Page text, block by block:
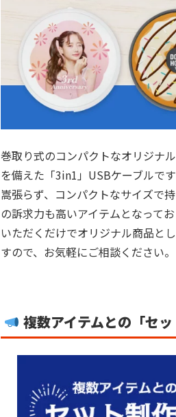
巻取り式のコンパクトなオリジナ
を備えた「3in1」USBケーブルで
嵩張らず、コンパクトなサイズで
の訴求力も高いアイテムとなって
いただくだけでオリジナル商品と
すので、お気軽にご相談ください。
複数アイテムとの「セ